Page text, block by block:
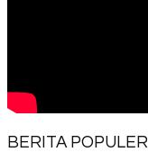
BERITA POPULER